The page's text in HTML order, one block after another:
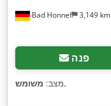
Bad Honnef 3,149 km
פנה
מצב: משומש ,